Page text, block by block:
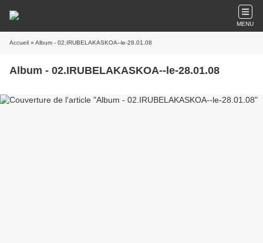
MENU
Accueil » Album - 02.IRUBELAKASKOA--le-28.01.08
Album - 02.IRUBELAKASKOA--le-28.01.08